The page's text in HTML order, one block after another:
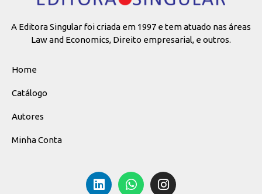
A Editora Singular foi criada em 1997 e tem atuado nas áreas
Law and Economics, Direito empresarial, e outros.
Home
Catálogo
Autores
Minha Conta